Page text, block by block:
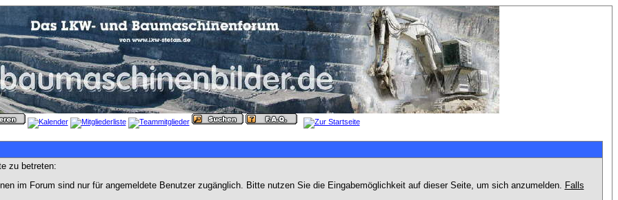
zu betreten:
im Forum sind nur für angemeldete Benutzer zugänglich. Bitte nutzen Sie die Eingabemöglichkeit auf dieser Seite, um sich anzumelden. Falls